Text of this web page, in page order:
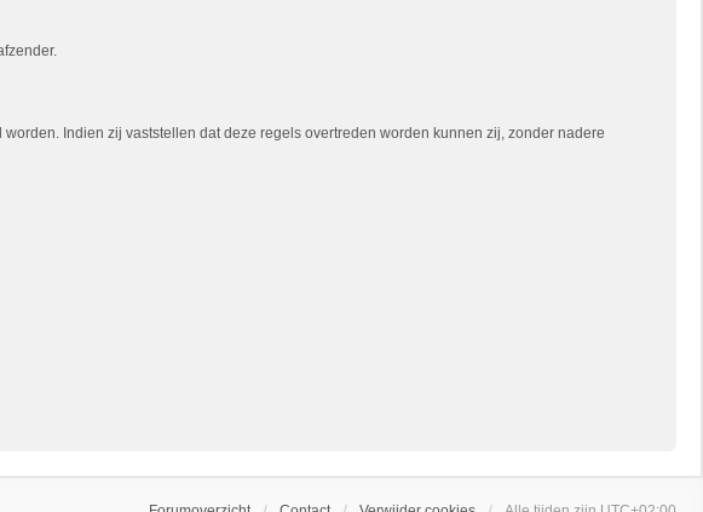
Indien zij vaststellen dat deze regels overtreden worden kunnen zij, zonder nadere